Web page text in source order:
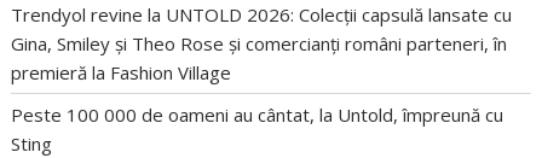
Trendyol revine la UNTOLD 2026: Colecții capsulă lansate cu
Gina, Smiley și Theo Rose și comercianți români parteneri, în
premieră la Fashion Village
Peste 100 000 de oameni au cântat, la Untold, împreună cu
Sting